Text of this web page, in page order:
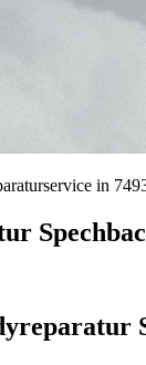
in